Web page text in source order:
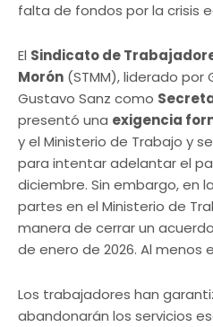
falta de fondos por la crisis
El Sindicato de
Morón (STMM), liderado por
Gustavo Sanz como
presentó una exigencia
y el Ministerio de Trabajo y
para intentar adelantar el
diciembre. Sin embargo, en
partes en el Ministerio de
manera de cerrar un
de enero de 2026. Al menos
Los trabajadores han
abandonarán los servicios